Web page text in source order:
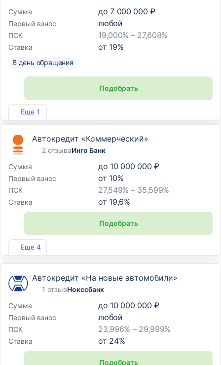
Еще 1
Сумма
до 7 000 000 ₽
Первый взнос любой
ПСК 19,000% – 27,608%
Ставка от 19%
В день обращения
Подобрать
Лиц. №1745
Еще 4
Автокредит «Коммерческий»
2 отзываИнго Банк
Сумма
до 10 000 000 ₽
Первый взнос от 10%
ПСК 27,549% – 35,599%
Ставка от 19,6%
Подобрать
Лиц. №2307
Автокредит «На новые автомобили»
1 отзывНокссбанк
Сумма
до 10 000 000 ₽
Первый взнос любой
ПСК 23,996% – 29,999%
Ставка от 24%
Подобрать